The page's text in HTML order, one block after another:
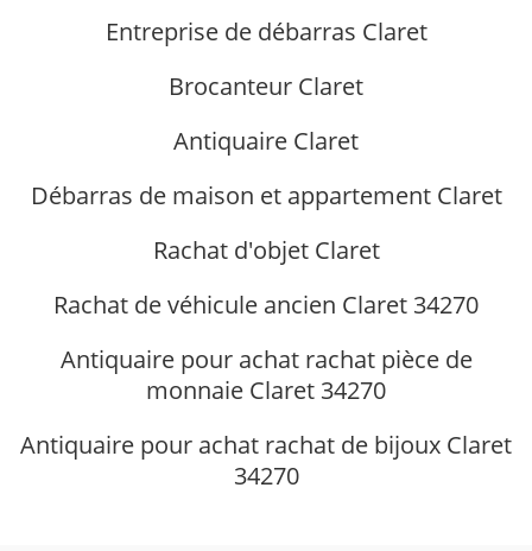
Entreprise de débarras Claret
Brocanteur Claret
Antiquaire Claret
Débarras de maison et appartement Claret
Rachat d'objet Claret
Rachat de véhicule ancien Claret 34270
Antiquaire pour achat rachat pièce de
monnaie Claret 34270
Antiquaire pour achat rachat de bijoux Claret
34270